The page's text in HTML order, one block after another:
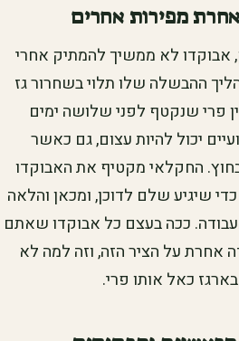
מפירות אחרים
אבוקדו לא ממשיך להמתיק אחרי
ההבשלה שלו תלוי בשחרור גז
פרי שנקטף לפני שלושה ימים
יכול להיות עצום, גם כאשר
החקלאי מקטיף את האבוקדו
שיגיע שלם לדוכן, ומכאן והלאה
ככה בעצם כל אבוקדו שאתם
אחרת על הציר הזה, וזה למה לא
כאל אותו פרי.